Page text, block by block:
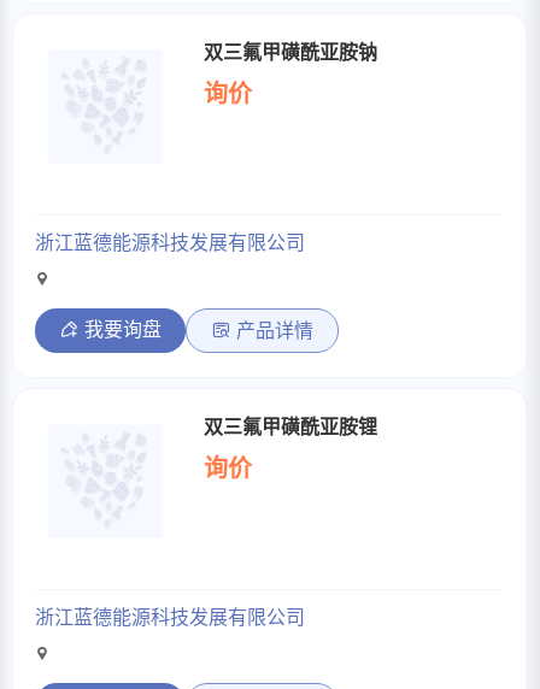
双三氟甲磺酰亚胺钠
询价
浙江蓝德能源科技发展有限公司
我要询盘 产品详情
双三氟甲磺酰亚胺锂
询价
浙江蓝德能源科技发展有限公司